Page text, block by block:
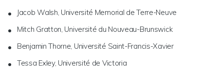
Jacob Walsh, Université Memorial de Terre-Neuve
Mitch Gratton, Université du Nouveau-Brunswick
Benjamin Thorne, Université Saint-Francis-Xavier
Tessa Exley, Université de Victoria